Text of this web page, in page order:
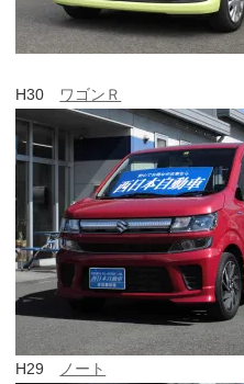
H30 ワゴンＲ
H29 ノート